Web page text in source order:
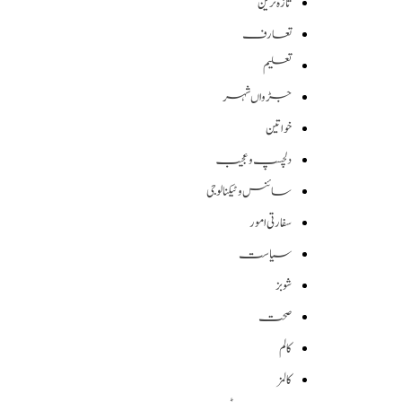
تعارف
تعلیم
جڑواں شہر
خواتین
دلچسپ و عجیب
سائنس وٹیکنالوجی
سفارتی امور
سیاست
شوبز
صحت
کالم
کالمز